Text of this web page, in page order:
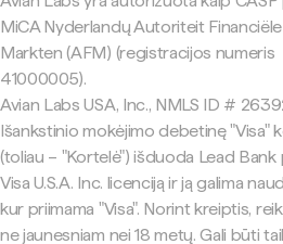
MiCA Nyderlandų Autoriteit Financiële
Markten (AFM) (registracijos numeris
41000005).
Avian Labs USA, Inc., NMLS ID #
Išankstinio mokėjimo debetinę "Visa"
(toliau – "Kortelė") išduoda Lead Bank
Visa U.S.A. Inc. licenciją ir ją galima
kur priimama "Visa". Norint kreiptis,
ne jaunesniam nei 18 metų. Gali būti